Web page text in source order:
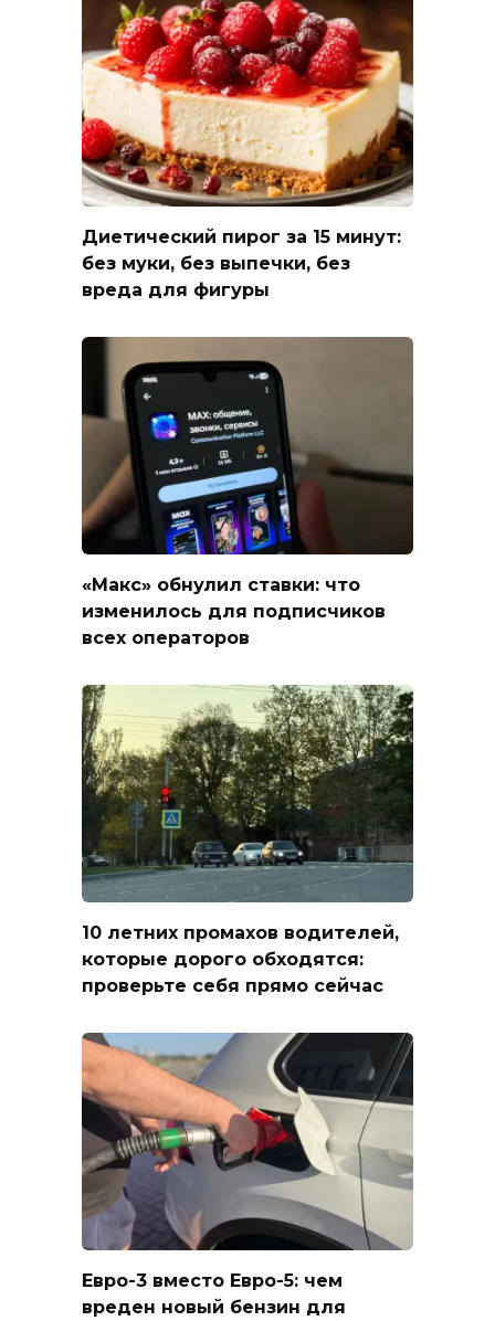
Диетический пирог за 15 минут:
без муки, без выпечки, без
вреда для фигуры
«Макс» обнулил ставки: что
изменилось для подписчиков
всех операторов
10 летних промахов водителей,
которые дорого обходятся:
проверьте себя прямо сейчас
Евро-3 вместо Евро-5: чем
вреден новый бензин для